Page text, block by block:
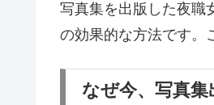
写真集を出版した夜職
の効果的な方法です。
なぜ今、写真